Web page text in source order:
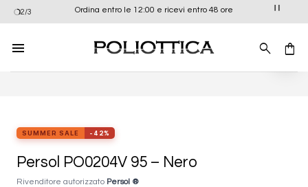
Salta
ai
contenuti
2/3 Ordina entro le 12:00 e ricevi entro 48 ore
SUMMER SALE -42%
Persol PO0204V 95 – Nero
Rivenditore autorizzato Persol ®